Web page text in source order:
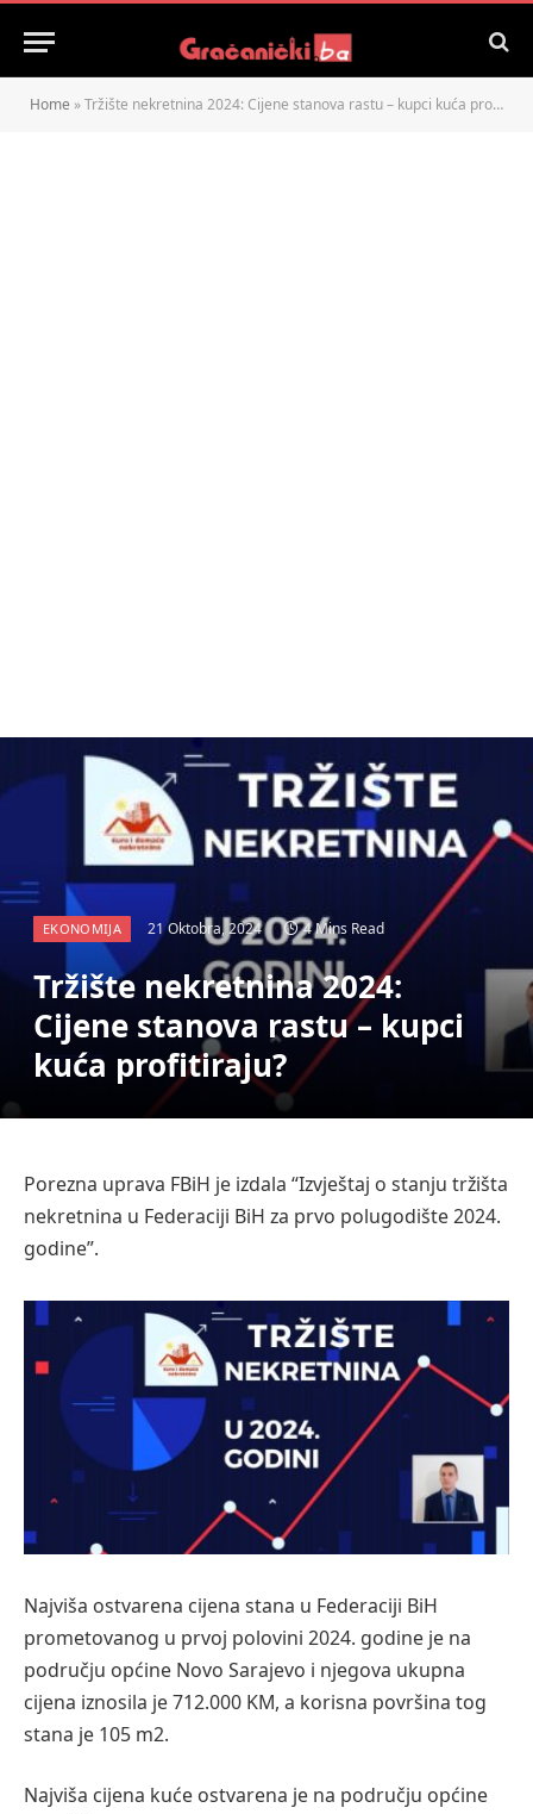
Home »Tržište nekretnina 2024: Cijene stanova rastu – kupci kuća profitiraju?
EKONOMIJA 21 Oktobra, 2024 4 Mins Read
Tržište nekretnina 2024:
Cijene stanova rastu – kupci
kuća profitiraju?
Porezna uprava FBiH je izdala “Izvještaj o stanju tržišta
nekretnina u Federaciji BiH za prvo polugodište 2024.
godine”.
Najviša ostvarena cijena stana u Federaciji BiH
prometovanog u prvoj polovini 2024. godine je na
području općine Novo Sarajevo i njegova ukupna
cijena iznosila je 712.000 KM, a korisna površina tog
stana je 105 m2.
Najviša cijena kuće ostvarena je na području općine